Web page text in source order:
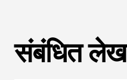
संबंधित लेख